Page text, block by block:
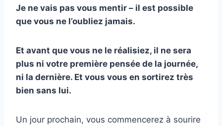
Je ne vais pas vous mentir – il est possible
que vous ne l’oubliez jamais.
Et avant que vous ne le réalisiez, il ne sera
plus ni votre première pensée de la journée,
ni la dernière. Et vous vous en sortirez très
bien sans lui.
Un jour prochain, vous commencerez à sourire